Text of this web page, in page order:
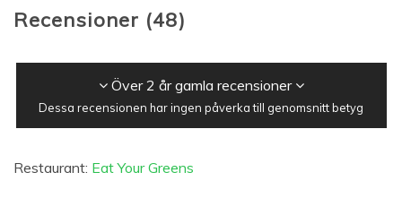
Recensioner (48)
Över 2 år gamla recensioner
Dessa recensionen har ingen påverka till genomsnitt betyg
Restaurant: Eat Your Greens